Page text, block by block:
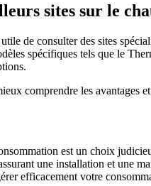
sites sur le
de consulter des sites
spécifiques tels que le
comprendre les avantages
est un choix
une installation et une
efficacement votre